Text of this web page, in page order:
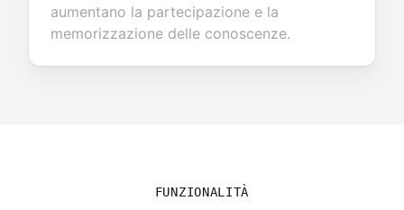
aumentano la partecipazione e la
memorizzazione delle conoscenze.
FUNZIONALITÀ